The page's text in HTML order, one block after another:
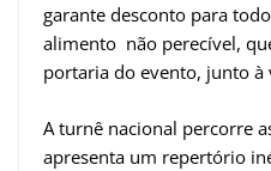
garante desconto para
alimento não perecível,
portaria do evento, junto à
A turnê nacional percorre
apresenta um repertório